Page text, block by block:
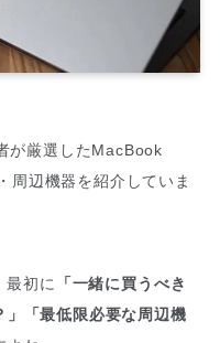
が厳選したMacBook
周辺機器を紹介していま
最初に
「一緒に買うべき
」「最低限必要な周辺機